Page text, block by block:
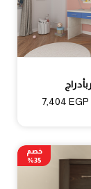
7,404 EGP
خصم
35%